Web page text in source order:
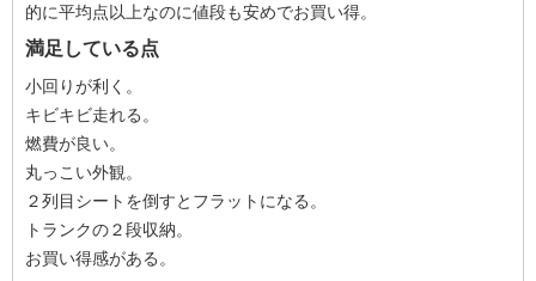
的に平均点以上なのに値段も安めでお買い得。
満足している点
小回りが利く。
キビキビ走れる。
燃費が良い。
丸っこい外観。
２列目シートを倒すとフラットになる。
トランクの２段収納。
お買い得感がある。